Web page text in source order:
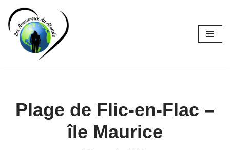
Aller
contenu
Plage de Flic-en-Flac –
île Maurice